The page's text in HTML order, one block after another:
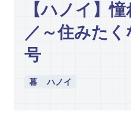
【ハノイ】
／～住みたく
号
暮 ハノイ